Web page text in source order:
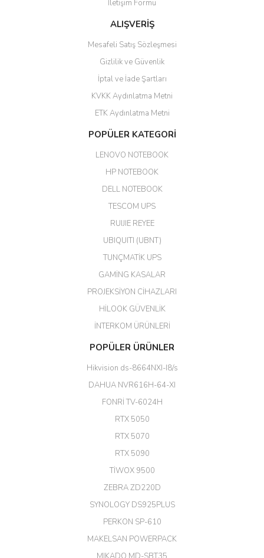
hızlı güvenli bir alışveriş oldu
Yalçın Kaya | 20/06/2026
ahmet yiğit | 29/04/2026
Aldığım ürün kapalı kutu teslim
edildi. Teşekkür ederim.
GÜRKAN KETHÜDAOĞLU |
Her şey için teşekkür ederim çok
Erdal Cingöz | 07/02/2026
Başarılı. Bu vasıfta bir ürünü bu
kadar uygun fiyata bulabilmek
büyük şans. Güvenliticaret
(HIKVISION DS-3E0326P-E/M(B)
EROL ÇAKMAK | 26/12/2025
İletişim Formu
ALIŞVERİŞ
Mesafeli Satış Sözleşmesi
Gizlilik ve Güvenlik
İptal ve İade Şartları
KVKK Aydınlatma Metni
ETK Aydınlatma Metni
POPÜLER KATEGORİ
LENOVO NOTEBOOK
HP NOTEBOOK
DELL NOTEBOOK
TESCOM UPS
RUIJIE REYEE
UBIQUITI (UBNT)
TUNÇMATİK UPS
GAMİNG KASALAR
PROJEKSİYON CİHAZLARI
HİLOOK GÜVENLİK
İNTERKOM ÜRÜNLERİ
POPÜLER ÜRÜNLER
Hikvision ds-8664NXI-I8/s
DAHUA NVR616H-64-XI
FONRİ TV-6024H
RTX 5050
RTX 5070
RTX 5090
TİWOX 9500
ZEBRA ZD220D
SYNOLOGY DS925PLUS
PERKON SP-610
MAKELSAN POWERPACK